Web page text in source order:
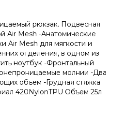
рюкзак. Подвесная
Air Mesh -Анатомические
Air Mesh для мягкости и
отделения, в одном из
ноутбук -Фронтальный
молнии -Два
объем -Грудная стяжка
420NylonTPU Объем 25л